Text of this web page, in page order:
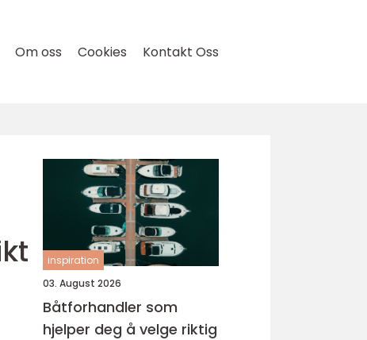
Om oss Cookies Kontakt Oss
inspiration
03. August 2026
Båtforhandler som
hjelper deg å velge riktig